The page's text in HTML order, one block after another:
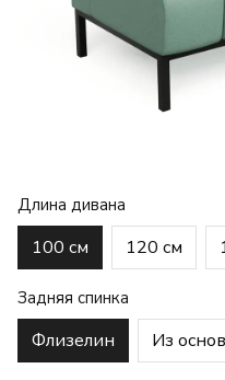
Длина дивана
100 см 120 см
Задняя спинка
Флизелин Из